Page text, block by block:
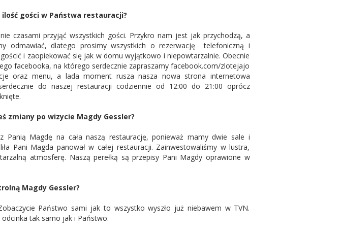
ilość gości w Państwa restauracji?
czasami przyjąć wszystkich gości. Przykro nam jest jak przychodzą, a
odmawiać, dlatego prosimy wszystkich o rezerwację telefoniczną i
i zaopiekować się jak w domu wyjątkowo i niepowtarzalnie. Obecnie
facebooka, na którego serdecznie zapraszamy facebook.com/zlotejajo
oraz menu, a lada moment rusza nasza nowa strona internetowa
do naszej restauracji codziennie od 12:00 do 21:00 oprócz
zmiany po wizycie Magdy Gessler?
Panią Magdę na cała naszą restaurację, ponieważ mamy dwie sale i
Pani Magda panował w całej restauracji. Zainwestowaliśmy w lustra,
atmosferę. Naszą perełką są przepisy Pani Magdy oprawione w
Magdy Gessler?
Państwo sami jak to wszystko wyszło już niebawem w TVN.
tak samo jak i Państwo.